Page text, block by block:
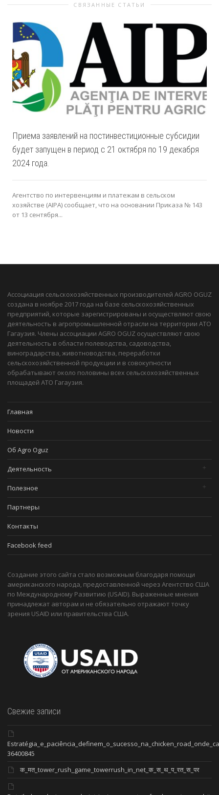
СВЯЗАННЫЕ СТАТЬИ
Приема заявлений на постинвестиционные субсидии
будет запущен в период с 21 октября по 19 декабря
2024 года.
Агентство по интервенциям и платежам в сельском
хозяйстве (AIPA) сообщает, что на основании Приказа № 143
от 13 сентября...
Ассоциация сельскохозяйственных производителей AGRO OGUZ
создана в ноябре 2017 года на базе сельскохозяйственных
предприятий, которые зарегистрированы и осуществляют свою
деятельность в агропромышленной отрасли на территории АТО
Гагаузия. Члены ассоциации AGRO OGUZ осуществляют свою
деятельность в области полеводства, садоводства,
виноградарства, животноводства, переработки
сельскохозяйственной продукции и в совокупности
обрабатывают около половины всех сельскохозяйственных
площадей АТО Гагаузия.
Главная
Новости
Об Agro Oguz
Деятельность
Полезное
Партнеры
Контакты
Facebook feed
Создание этого сайта стало возможным благодаря помощи
американского народа, предоставленной через Агентство США
по Международному Развитию (USAID). Выраженные мнения
принадлежат авторам и не обязательно отражают точку
зрения USAID или правительства США.
Свежие записи
36400845
क_मत_tower_rush_game_towerrush_in_net_क_स_थ_प_रत_स_पर